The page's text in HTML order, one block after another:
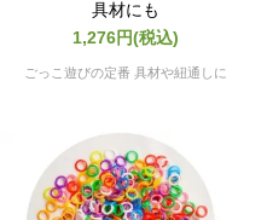
具材にも
1,276円(税込)
ごっこ遊びの定番 具材や紐通しに